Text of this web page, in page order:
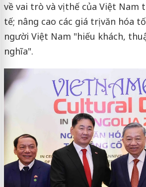
về vai trò và vị thế của Việt
tế; nâng cao các giá trị văn hóa
người Việt Nam "hiếu khách,
nghĩa".